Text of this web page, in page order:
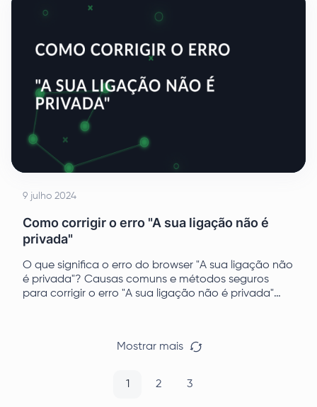
como do governo.
9 julho 2024
Como corrigir o erro "A sua ligação não é
privada"
O que significa o erro do browser "A sua ligação não
é privada"? Causas comuns e métodos seguros
para corrigir o erro "A sua ligação não é privada"
Mostrar mais
1 2 3